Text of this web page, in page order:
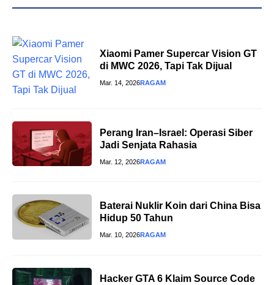
Xiaomi Pamer Supercar Vision GT
di MWC 2026, Tapi Tak Dijual
Mar. 14, 2026RAGAM
Perang Iran–Israel: Operasi Siber
Jadi Senjata Rahasia
Mar. 12, 2026RAGAM
Baterai Nuklir Koin dari China Bisa
Hidup 50 Tahun
Mar. 10, 2026RAGAM
Hacker GTA 6 Klaim Source Code